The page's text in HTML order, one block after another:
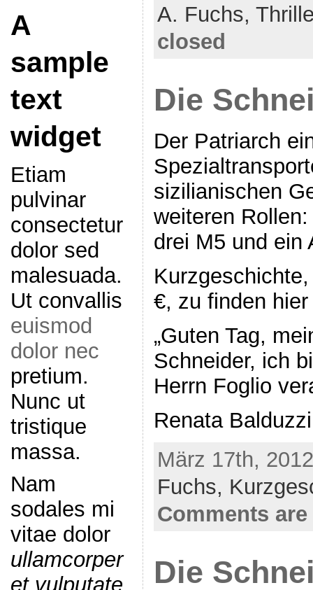
A
sample
text
widget
Etiam
pulvinar
consectetur
dolor sed
malesuada.
Ut convallis
euismod
dolor nec
pretium.
Nunc ut
tristique
massa.
Nam
sodales mi
vitae dolor
ullamcorper
et vulputate
A. Fuchs,
closed
Die
Der Patriarch
sizilianischen
weiteren
drei M5 und ein
€, zu finden hier
„Guten Tag,
Schneider, ich
Herrn Foglio
Renata
März 17th,
Fuchs,
Comments
Die